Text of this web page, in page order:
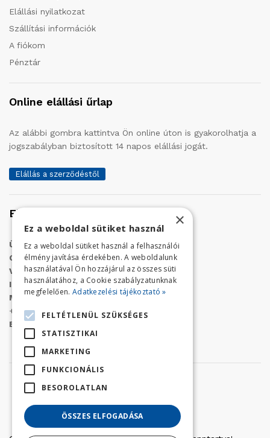
Elállási nyilatkozat
Szállítási információk
A fiókom
Pénztár
Online elállási űrlap
Az alábbi gombra kattintva Ön online úton is gyakorolhatja a
jogszabályban biztosított 14 napos elállási jogát.
Elállás a szerződéstől
Elérhetőség
Üzletünk címe: Szolnok, Vércse út 17.
Golf Center Áruház:06 (56) 423-324
VÁR-Kert Áruház:06 (56) 429-771
Iroda:06 (56) 421-857
Megrendelés, termék információ:
+36 (70) 938-3356
E-mail:
×
Ez a weboldal sütiket használ
Ez a weboldal sütiket használ a felhasználói
élmény javítása érdekében. A weboldalunk
használatával Ön hozzájárul az összes süti
használatához, a Cookie szabályzatunknak
megfelelően. Adatkezelési tájékoztató »
FELTÉTLENÜL SZÜKSÉGES
STATISZTIKAI
MARKETING
FUNKCIONÁLIS
BESOROLATLAN
ÖSSZES ELFOGADÁSA